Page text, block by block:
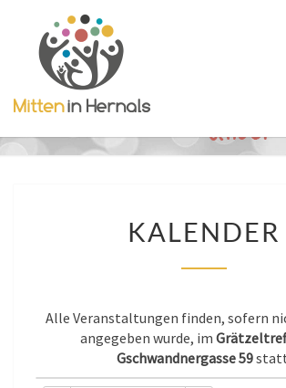
KALENDER
Alle Veranstaltungen finden, sofern
angegeben wurde, im
Gschwandnergasse 59